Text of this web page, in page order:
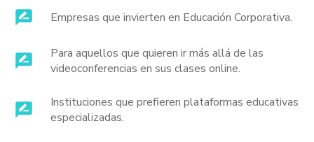
Empresas que invierten en Educación Corporativa.
Para aquellos que quieren ir más allá de las
videoconferencias en sus clases online.
Instituciones que prefieren plataformas educativas
especializadas.